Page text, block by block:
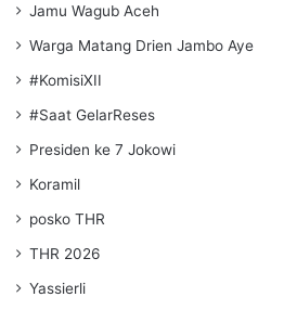
Jamu Wagub Aceh
Warga Matang Drien Jambo Aye
#KomisiXII
#Saat GelarReses
Presiden ke 7 Jokowi
Koramil
posko THR
THR 2026
Yassierli